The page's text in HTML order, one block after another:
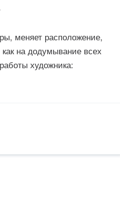
меняет расположение,
на додумывание всех
художника: